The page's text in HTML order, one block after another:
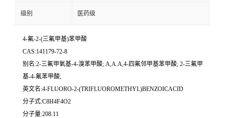
级别 医药级
4-氟-2-(三氟甲基)苯甲酸
CAS:141179-72-8
别名:2-三氟甲氧基-4-溴苯甲酸; Α,Α.Α,4-四氟邻甲基苯甲酸; 2-三氟甲
基-4-氟苯甲酸;
英文名:4-FLUORO-2-(TRIFLUOROMETHYL)BENZOICACID
分子式:C8H4F4O2
分子量:208.11